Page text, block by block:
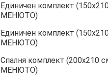
Единичен комплект
МЕНЮТО)
Единичен комплект
МЕНЮТО)
Спалня комплект (200х210
МЕНЮТО)